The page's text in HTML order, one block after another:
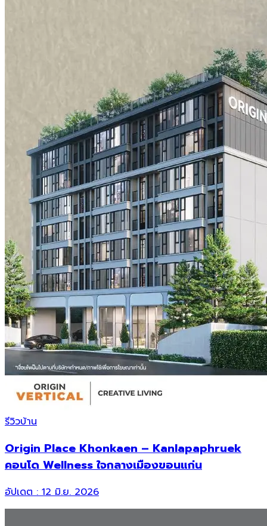
รีวิวบ้าน
Origin Place Khonkaen – Kanlapaphruek
คอนโด Wellness ใจกลางเมืองขอนแก่น
อัปเดต : 12 มิ.ย. 2026